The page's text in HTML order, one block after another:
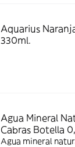
Aquarius
330ml.
Agua Mineral
Cabras Botella
Agua mineral